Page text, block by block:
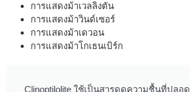
การแสดงม้าเวลลิงตัน
การแสดงม้าวินด์เซอร์
การแสดงม้าเดวอน
การแสดงม้าโกเธนเบิร์ก
Clinoptilolite ใช้เป็นสารดูดความชื้นที่ปลอ